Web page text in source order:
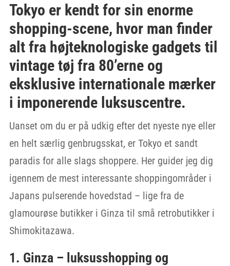
Tokyo er kendt for sin enorme
shopping-scene, hvor man finder
alt fra højteknologiske gadgets til
vintage tøj fra 80’erne og
eksklusive internationale mærker
i imponerende luksuscentre.
Uanset om du er på udkig efter det nyeste nye eller
en helt særlig genbrugsskat, er Tokyo et sandt
paradis for alle slags shoppere. Her guider jeg dig
igennem de mest interessante shoppingområder i
Japans pulserende hovedstad – lige fra de
glamourøse butikker i Ginza til små retrobutikker i
Shimokitazawa.
1. Ginza – luksusshopping og